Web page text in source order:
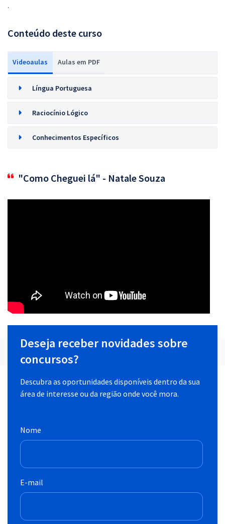
.
Conteúdo deste curso
Videoaulas Aulas em PDF
Língua Portuguesa
Raciocínio Lógico
Conhecimentos Específicos
"Como Cheguei lá" - Natale Souza
Deseja receber novidades sobre
concursos?
Descubra as oportunidades disponíveis dentro da sua
área de interesse ou da região onde você mora.
Nome
E-mail